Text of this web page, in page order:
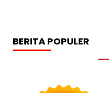
BERITA POPULER